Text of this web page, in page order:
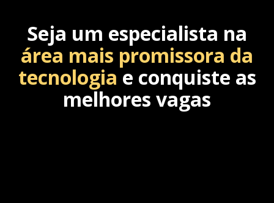
Seja um especialista na
área mais promissora da
tecnologia e conquiste as
melhores vagas